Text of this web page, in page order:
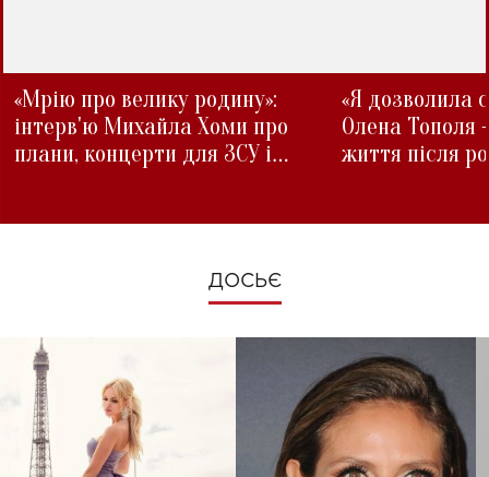
«Мрію про велику родину»:
інтерв'ю Михайла Хоми про
плани, концерти для ЗСУ і
«Я дозволила
Олена Тополя
життя після
ДОСЬЄ